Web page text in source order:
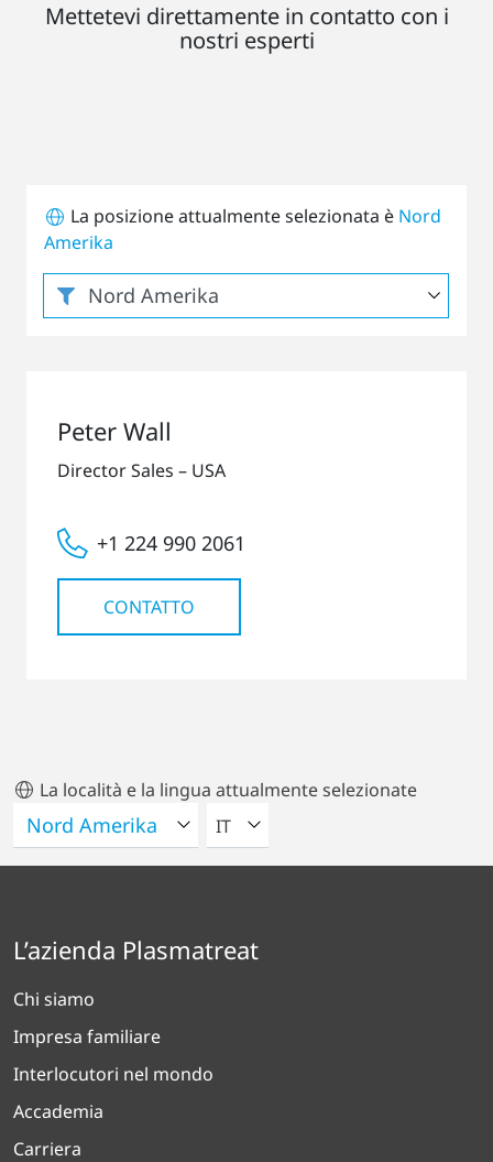
Mettetevi direttamente in contatto con i
nostri esperti
La posizione attualmente selezionata è Nord
Amerika
Peter Wall
Director Sales – USA
+1 224 990 2061
CONTATTO
La località e la lingua attualmente selezionate
VELEZIONA UNA LINGUA
IT
L’azienda Plasmatreat
Chi siamo
Impresa familiare
Interlocutori nel mondo
Accademia
Carriera